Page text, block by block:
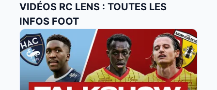
VIDÉOS RC LENS : TOUTES LES
INFOS FOOT